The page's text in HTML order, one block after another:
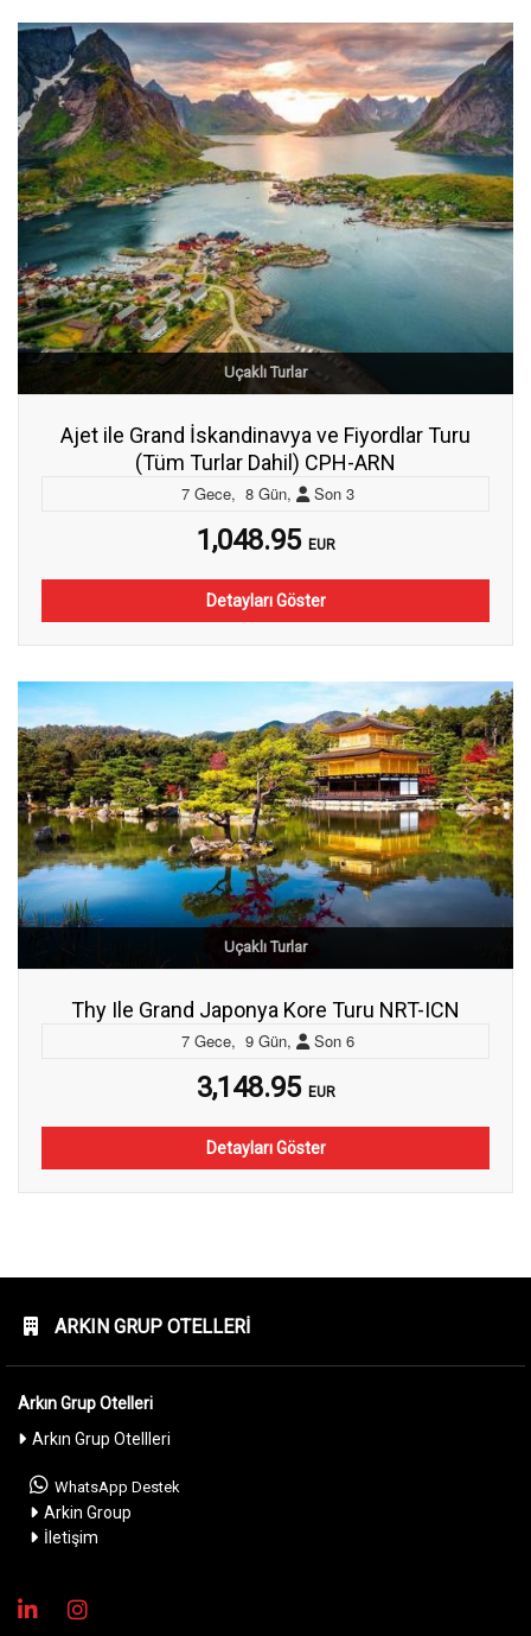
Uçaklı Turlar
Ajet ile Grand İskandinavya ve Fiyordlar Turu
(Tüm Turlar Dahil) CPH-ARN
7 Gece, 8 Gün, Son 3
1,048.95 EUR
Detayları Göster
Uçaklı Turlar
Thy Ile Grand Japonya Kore Turu NRT-ICN
7 Gece, 9 Gün, Son 6
3,148.95 EUR
Detayları Göster
ARKIN GRUP OTELLERI
Arkın Grup Otelleri
Arkın Grup Otellleri
WhatsApp Destek
Arkin Group
İletişim